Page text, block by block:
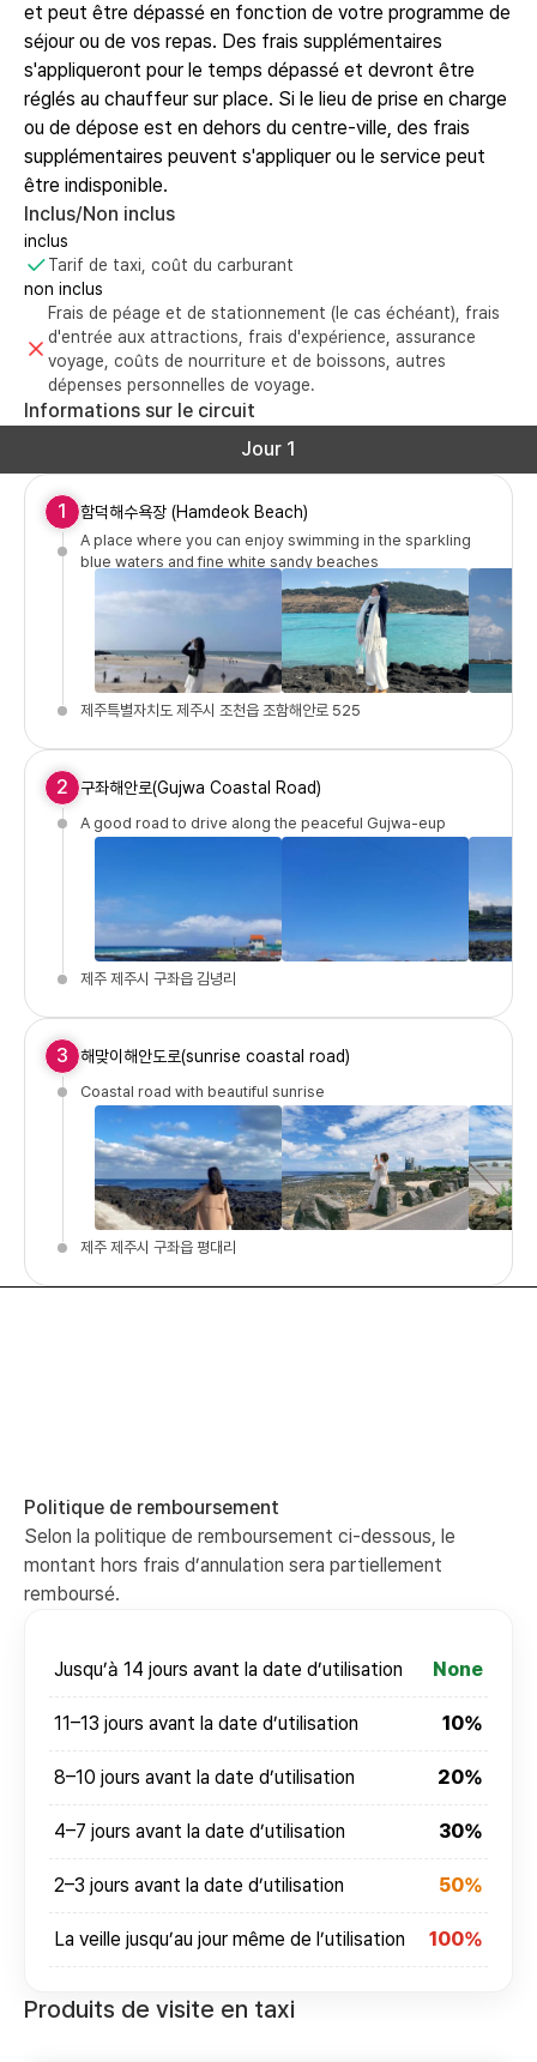
et peut être dépassé en fonction de votre programme de
séjour ou de vos repas. Des frais supplémentaires
s'appliqueront pour le temps dépassé et devront être
réglés au chauffeur sur place. Si le lieu de prise en charge
ou de dépose est en dehors du centre-ville, des frais
supplémentaires peuvent s'appliquer ou le service peut
être indisponible.
Inclus/Non inclus
inclus
Tarif de taxi, coût du carburant
non inclus
Frais de péage et de stationnement (le cas échéant), frais
d'entrée aux attractions, frais d'expérience, assurance
voyage, coûts de nourriture et de boissons, autres
dépenses personnelles de voyage.
Informations sur le circuit
Jour 1
1 함덕해수욕장 (Hamdeok Beach)
A place where you can enjoy swimming in the sparkling
blue waters and fine white sandy beaches
제주특별자치도 제주시 조천읍 조함해안로 525
2 구좌해안로(Gujwa Coastal Road)
A good road to drive along the peaceful Gujwa-eup
제주 제주시 구좌읍 김녕리
3 해맞이해안도로(sunrise coastal road)
Coastal road with beautiful sunrise
제주 제주시 구좌읍 평대리
Politique de remboursement
Selon la politique de remboursement ci-dessous, le
montant hors frais d’annulation sera partiellement
remboursé.
Jusqu’à 14 jours avant la date d’utilisation None
11–13 jours avant la date d’utilisation 10%
8–10 jours avant la date d’utilisation 20%
4–7 jours avant la date d’utilisation 30%
2–3 jours avant la date d’utilisation 50%
La veille jusqu’au jour même de l’utilisation 100%
Produits de visite en taxi